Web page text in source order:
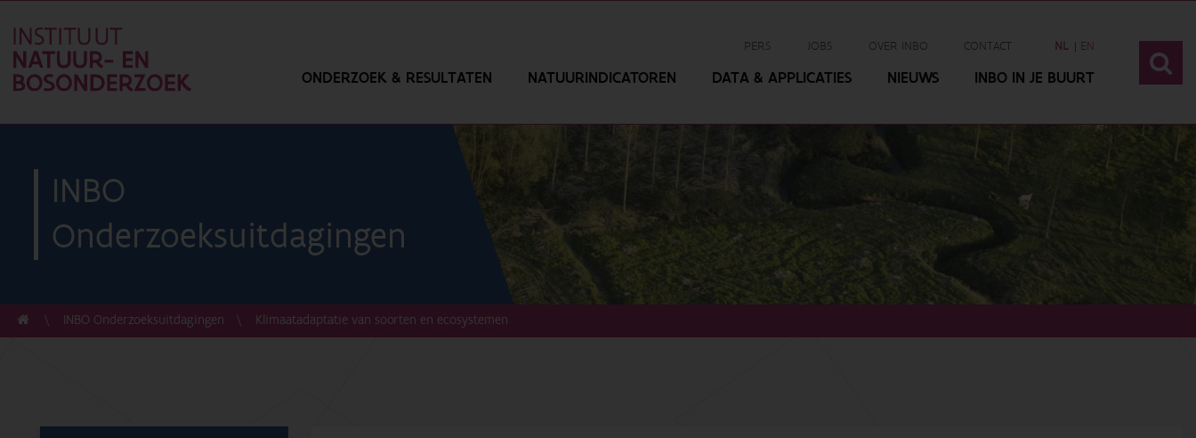
PERS JOBS OVER INBO CONTACT NL EN
ONDERZOEK & RESULTATEN NATUURINDICATOREN DATA & APPLICATIES NIEUWS INBO IN JE BUURT
INBO
Onderzoeksuitdagingen
INBO Onderzoeksuitdagingen Klimaatadaptatie van soorten en ecosystemen